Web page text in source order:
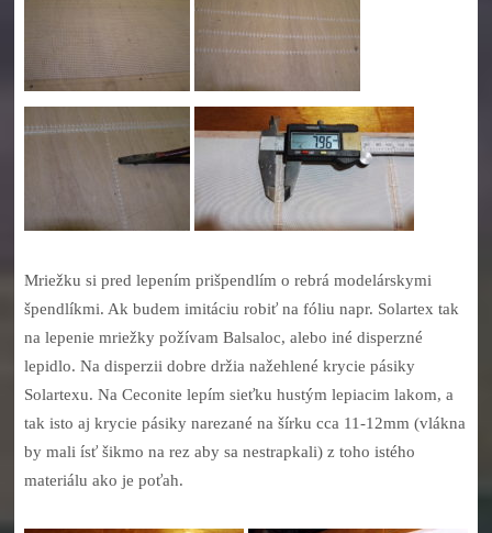
Mriežku si pred lepením prišpendlím o rebrá modelárskymi
špendlíkmi. Ak budem imitáciu robiť na fóliu napr. Solartex tak
na lepenie mriežky požívam Balsaloc, alebo iné disperzné
lepidlo. Na disperzii dobre držia nažehlené krycie pásiky
Solartexu. Na Ceconite lepím sieťku hustým lepiacim lakom, a
tak isto aj krycie pásiky narezané na šírku cca 11-12mm (vlákna
by mali ísť šikmo na rez aby sa nestrapkali) z toho istého
materiálu ako je poťah.